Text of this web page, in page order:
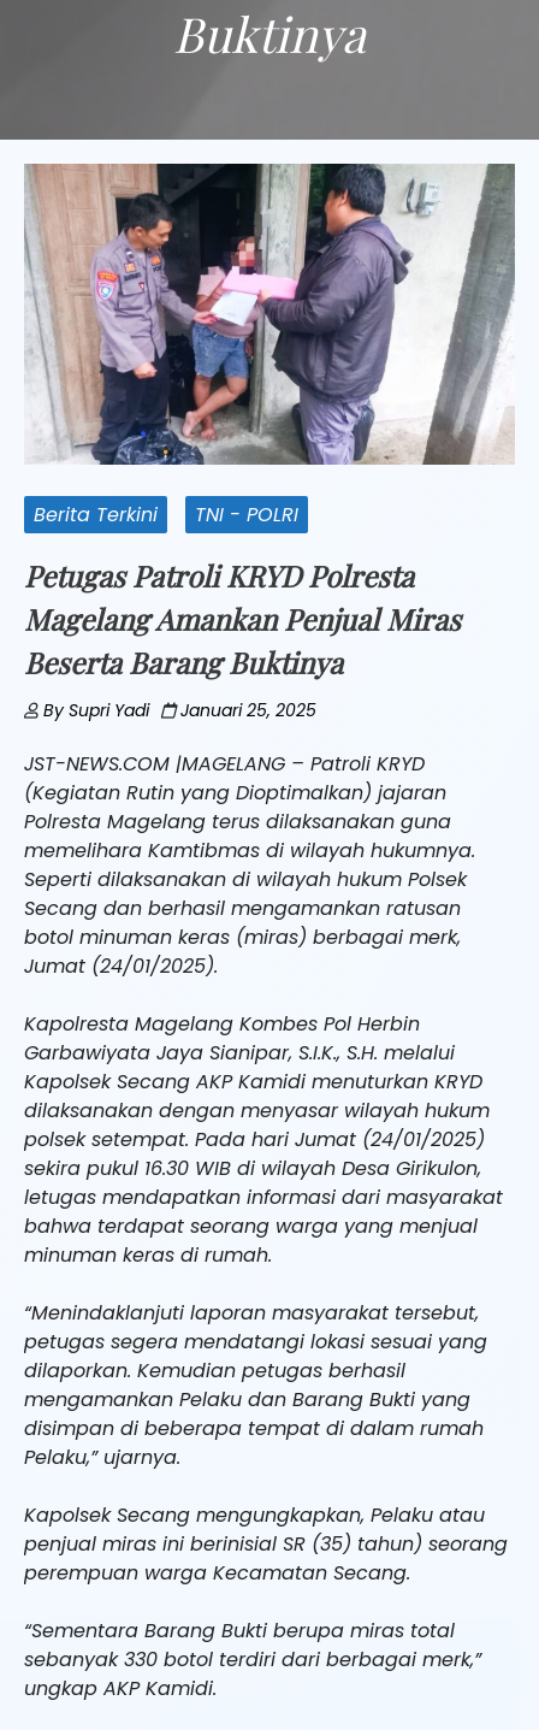
Buktinya
Berita Terkini TNI - POLRI
Petugas Patroli KRYD Polresta
Magelang Amankan Penjual Miras
Beserta Barang Buktinya
BySupri Yadi Januari 25, 2025
JST-NEWS.COM |MAGELANG – Patroli KRYD
(Kegiatan Rutin yang Dioptimalkan) jajaran
Polresta Magelang terus dilaksanakan guna
memelihara Kamtibmas di wilayah hukumnya.
Seperti dilaksanakan di wilayah hukum Polsek
Secang dan berhasil mengamankan ratusan
botol minuman keras (miras) berbagai merk,
Jumat (24/01/2025).
Kapolresta Magelang Kombes Pol Herbin
Garbawiyata Jaya Sianipar, S.I.K., S.H. melalui
Kapolsek Secang AKP Kamidi menuturkan KRYD
dilaksanakan dengan menyasar wilayah hukum
polsek setempat. Pada hari Jumat (24/01/2025)
sekira pukul 16.30 WIB di wilayah Desa Girikulon,
letugas mendapatkan informasi dari masyarakat
bahwa terdapat seorang warga yang menjual
minuman keras di rumah.
“Menindaklanjuti laporan masyarakat tersebut,
petugas segera mendatangi lokasi sesuai yang
dilaporkan. Kemudian petugas berhasil
mengamankan Pelaku dan Barang Bukti yang
disimpan di beberapa tempat di dalam rumah
Pelaku,” ujarnya.
Kapolsek Secang mengungkapkan, Pelaku atau
penjual miras ini berinisial SR (35) tahun) seorang
perempuan warga Kecamatan Secang.
“Sementara Barang Bukti berupa miras total
sebanyak 330 botol terdiri dari berbagai merk,”
ungkap AKP Kamidi.